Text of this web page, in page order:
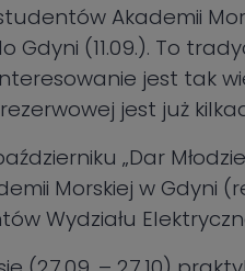
Akademii
Gdyni (11.09.). To
jest tak
jest już
„Dar
Morskiej w Gdyni
Wydziału